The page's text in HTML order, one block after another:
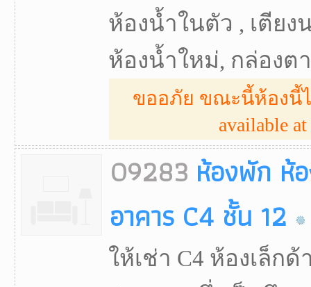
ห้องน้ำในตัว , เตียง
ห้องน้ำใหม่, กล่องต
ขออภัย ขณะนี้ห้องนี้ไ
available
09283 ห้องพัก ห้
อาคาร C4 ชั้น 12
ให้เช่า C4 ห้องเล็ก